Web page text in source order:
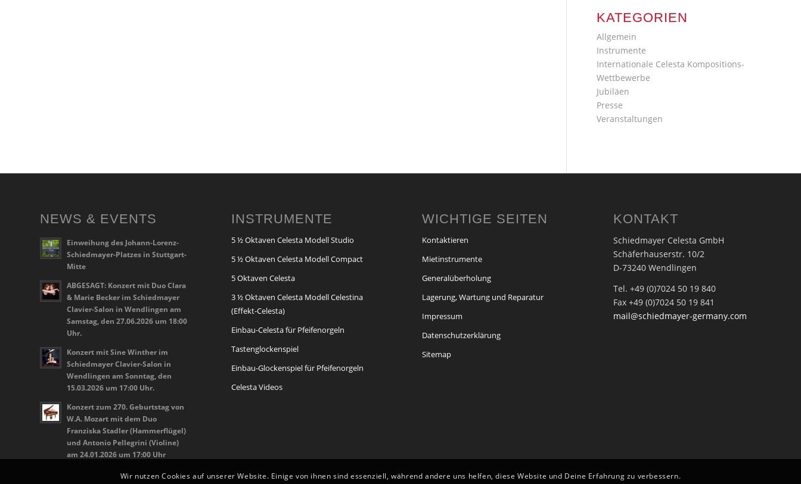
KATEGORIEN
Allgemein
Instrumente
Internationale Celesta Kompositions-
Wettbewerbe
Jubiläen
Presse
Veranstaltungen
NEWS & EVENTS
Einweihung des Johann-Lorenz-
Schiedmayer-Platzes in Stuttgart-
Mitte
ABGESAGT: Konzert mit Duo Clara
& Marie Becker im Schiedmayer
Clavier-Salon in Wendlingen am
Samstag, den 27.06.2026 um 18:00
Uhr.
Konzert mit Sine Winther im
Schiedmayer Clavier-Salon in
Wendlingen am Sonntag, den
15.03.2026 um 17:00 Uhr.
Konzert zum 270. Geburtstag von
W.A. Mozart mit dem Duo
Franziska Stadler (Hammerflügel)
und Antonio Pellegrini (Violine)
am 24.01.2026 um 17:00 Uhr
INSTRUMENTE
5 ½ Oktaven Celesta Modell Studio
5 ½ Oktaven Celesta Modell Compact
5 Oktaven Celesta
3 ½ Oktaven Celesta Modell Celestina
(Effekt-Celesta)
Einbau-Celesta für Pfeifenorgeln
Tastenglockenspiel
Einbau-Glockenspiel für Pfeifenorgeln
Celesta Videos
WICHTIGE SEITEN
Kontaktieren
Mietinstrumente
Generalüberholung
Lagerung, Wartung und Reparatur
Impressum
Datenschutzerklärung
Sitemap
KONTAKT
Schiedmayer Celesta GmbH
Schäferhauserstr. 10/2
D-73240 Wendlingen
Tel. +49 (0)7024 50 19 840
Fax +49 (0)7024 50 19 841
mail@schiedmayer-germany.com
Wir nutzen Cookies auf unserer Website. Einige von ihnen sind essenziell, während andere uns helfen, diese Website und Deine Erfahrung zu verbessern.